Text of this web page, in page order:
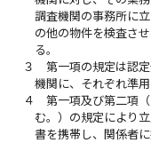
調査機関の事務所に
の他の物件を検査さ
る。
３
第一項の規定は認
機関に、それぞれ準用
４
第一項及び第二項
む。）の規定により
書を携帯し、関係者